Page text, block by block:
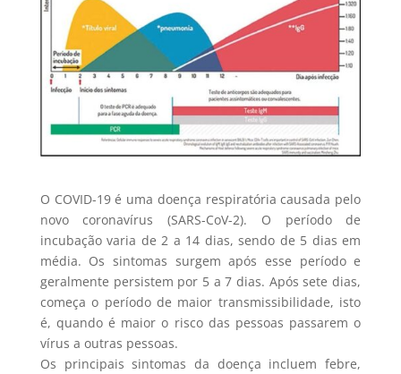
O COVID-19 é uma doença respiratória causada pelo
novo coronavírus (SARS-CoV-2). O período de
incubação varia de 2 a 14 dias, sendo de 5 dias em
média. Os sintomas surgem após esse período e
geralmente persistem por 5 a 7 dias. Após sete dias,
começa o período de maior transmissibilidade, isto
é, quando é maior o risco das pessoas passarem o
vírus a outras pessoas.
Os principais sintomas da doença incluem febre,